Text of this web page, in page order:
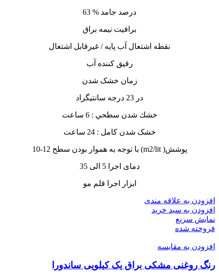
درصد جامد % 63
براقیت نیمه براق
نقطه اشتعال آب پایه / غیرقابل اشتعال
رقیق کننده آب
زمان خشک شدن
در 23 درجه سانتيگراد
خشك شدن سطحي : 6 ساعت
خشک شدن کامل : 24 ساعت
پوشش( m2/lit) با توجه به هموار بودن سطح 12-10
دمای اجرا 5 الی 35
ابزار اجرا قلم مو
افزودن به علاقه مندی
افزودن به سبد خرید
نمایش سریع
فروخته شده
افزودن به مقایسه
رنگ روغنی مشکی براق یک کیلویی ساندورا